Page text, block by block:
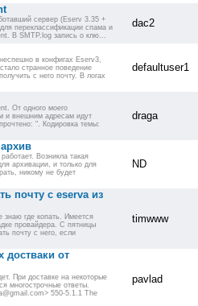
сервер (Eserv 3.35 +
переклассификации спама и
В SMTP.log запись о клю...
dac2
в конфигах Eserv3,
странное поведение
с него почту. В логах
defaultuser1
От одного моего
и внешним адресам идут
". Кодировка темы:
draga
Возникла такая
архивации, и только для
никому не будет
ND
почту с eserva из
знаю где копать. Имеется
провайдера. С пятницы
почту с него, если
timwww
от
При доставке на некоторые
многострочные ответы.
550-5.1.1 The
pavlad